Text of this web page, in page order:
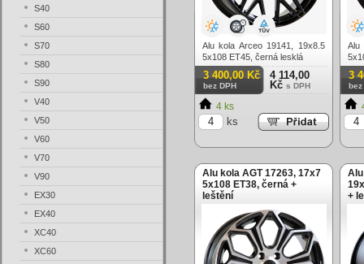
Alu kola Arceo 19141, 19x8.5
5x108 ET45, černá lesklá
3 400,00 Kč
bez DPH
4 114,00
Kč s DPH
4 ks
ks
Alu
3
bez
Alu kola AGT 17263, 17x7
5x108 ET38, černá +
leštění
+
S40
S60
S70
S80
S90
V40
V50
V60
V70
V90
EX30
EX40
XC40
XC60